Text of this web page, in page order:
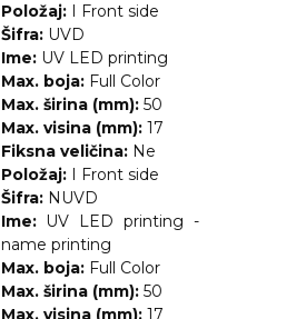
Položaj:
I Front side
Šifra: UVD
Ime: UV LED printing
Max. boja: Full Color
Max. širina (mm): 50
Max. visina (mm): 17
Fiksna veličina: Ne
Položaj:
I Front side
Šifra: NUVD
Ime: UV LED printing -
name printing
Max. boja: Full Color
Max. širina (mm): 50